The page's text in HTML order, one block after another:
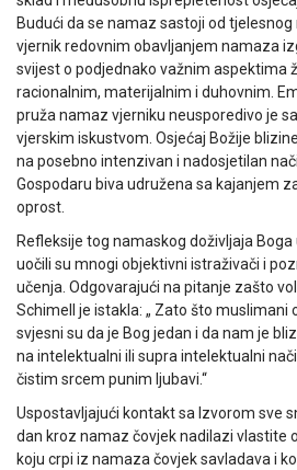
Budući da se namaz sastoji od
vjernik redovnim obavljanjem namaza
svijest o podjednako važnim aspektima
racionalnim, materijalnim i duhovnim.
pruža namaz vjerniku neusporedivo je
vjerskim iskustvom. Osjećaj Božije
na posebno intenzivan i nadosjetilan
Gospodaru biva udružena sa kajanjem
oprost.
Refleksije tog namaskog doživljaja
uočili su mnogi objektivni istraživači i
učenja. Odgovarajući na pitanje zašto
Schimell je istakla: „ Zato što muslimani
svjesni su da je Bog jedan i da nam je
na intelektualni ili supra intelektualni
čistim srcem punim ljubavi.“
Uspostavljajući kontakt sa Izvorom sve
dan kroz namaz čovjek nadilazi vlastite
koju crpi iz namaza čovjek savladava i